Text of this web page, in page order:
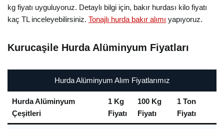
kg fiyatı uyguluyoruz. Detaylı bilgi için, bakır hurdası kilo fiyatı
kaç TL inceleyebilirsiniz. Tonajlı hurda bakır alımı yapıyoruz.
Kurucaşile Hurda Alüminyum Fiyatları
Hurda Alüminyum Alım Fiyatlarımız
Hurda Alüminyum
Çeşitleri
1 Kg
Fiyatı
100 Kg
Fiyatı
1 Ton
Fiyatı